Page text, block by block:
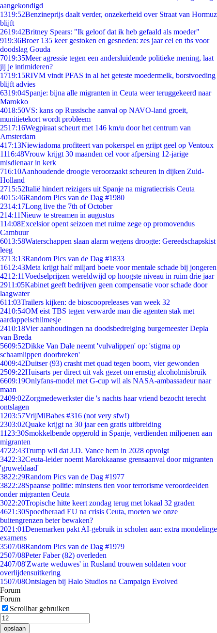
aangekondigd
1319:52Benzineprijs daalt verder, onzekerheid over Straat van Hormuz
blijft
2619:42Britney Spears: "Ik geloof dat ik heb gefaald als moeder"
919:36Broer 135 keer gestoken en gesneden: zes jaar cel en tbs voor
doodslag Gouda
7019:35Meer agressie tegen een andersluidende politieke mening, laat
jij je intimideren?
1719:15RIVM vindt PFAS in al het geteste moedermelk, borstvoeding
blijft advies
6319:04Spanje: bijna alle migranten in Ceuta weer teruggekeerd naar
Marokko
4018:50VS: kans op Russische aanval op NAVO-land groeit,
munitietekort wordt probleem
2517:16Wegpiraat scheurt met 146 km/u door het centrum van
Amsterdam
417:13Niewiadoma profiteert van pokerspel en grijpt geel op Ventoux
1116:48Vrouw krijgt 30 maanden cel voor afpersing 12-jarige
misdienaar in kerk
716:10Aanhoudende droogte veroorzaakt scheuren in dijken Zuid-
Holland
2715:52Italië hindert reizigers uit Spanje na migratiecrisis Ceuta
4015:46Random Pics van de Dag #1980
2314:17Long live the 7th of October
214:11Nieuw te streamen in augustus
114:08Excelsior opent seizoen met ruime zege op promovendus
Cambuur
6013:58Waterschappen slaan alarm wegens droogte: Gereedschapskist
leeg
3713:13Random Pics van de Dag #1833
1612:43Meta krijgt half miljard boete voor mentale schade bij jongeren
4212:11Voedselprijzen wereldwijd op hoogste niveau in ruim drie jaar
2911:05Kabinet geeft bedrijven geen compensatie voor schade door
laagwater
611:03Trailers kijken: de bioscoopreleases van week 32
2410:54OM eist TBS tegen verwarde man die agenten stak met
aardappelschilmesje
2410:18Vier aanhoudingen na doodsbedreiging burgemeester Depla
van Breda
5609:52Dikke Van Dale neemt 'vulvalippen' op: 'stigma op
schaamlippen doorbreken'
4009:42Duitser (93) crasht met quad tegen boom, vier gewonden
2509:22Huisarts per direct uit vak gezet om ernstig alcoholmisbruik
6609:19Onlyfans-model met G-cup wil als NASA-ambassadeur naar
maan
2409:02Zorgmedewerkster die 's nachts haar vriend bezocht terecht
ontslagen
1203:57VrijMiBabes #316 (not very sfw!)
2303:02Quake krijgt na 30 jaar een gratis uitbreiding
11 23:30Smokkelbende opgerold in Spanje, verdienden miljoenen aan
migranten
4722:43Trump wil dat J.D. Vance hem in 2028 opvolgt
3422:32Ceuta-leider noemt Marokkaanse grensaanval door migranten
'gruweldaad'
3822:29Random Pics van de Dag #1977
3822:28Spaanse politie: minstens tien voor terrorisme veroordeelden
onder migranten Ceuta
3022:20Tropische hitte keert zondag terug met lokaal 32 graden
4621:30Spoedberaad EU na crisis Ceuta, moeten we onze
buitengrenzen beter bewaken?
2021:01Denemarken pakt AI-gebruik in scholen aan: extra mondelinge
examens
3507/08Random Pics van de Dag #1979
2507/08Peter Faber (82) overleden
2407/08'Zwarte weduwes' in Rusland trouwen soldaten voor
overlijdensuitkering
1507/08Ontslagen bij Halo Studios na Campaign Evolved
Forum
Forum
Scrollbar gebruiken
opslaan